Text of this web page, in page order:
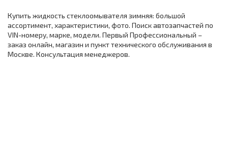
Купить жидкость стеклоомывателя зимняя: большой
ассортимент, характеристики, фото. Поиск автозапчастей по
VIN-номеру, марке, модели. Первый Профессиональный –
заказ онлайн, магазин и пункт технического обслуживания в
Москве. Консультация менеджеров.